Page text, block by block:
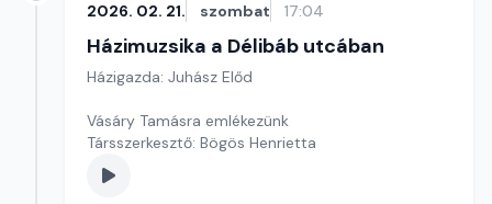
2026. 02. 21. szombat 17:04
Házimuzsika a Délibáb utcában
Házigazda: Juhász Előd
Vásáry Tamásra emlékezünk
Társszerkesztő: Bögös Henrietta